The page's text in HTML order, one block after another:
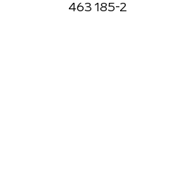
463 185-2